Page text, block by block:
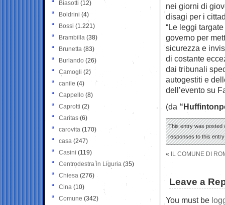
nei giorni di
disagi per i
“Le leggi
governo per
sicurezza e
di costante
dai tribunali
autogestiti e
dell’evento su
(da
This entry was posted
responses to this
« IL COMUNE DI
Leave a
You must be
Biasotti (12)
Boldrini (4)
Bossi (1.221)
Brambilla (38)
Brunetta (83)
Burlando (26)
Camogli (2)
canile (4)
Cappello (8)
Caprotti (2)
Caritas (6)
carovita (170)
casa (247)
Casini (119)
Centrodestra in Liguria (35)
Chiesa (276)
Cina (10)
Comune (342)